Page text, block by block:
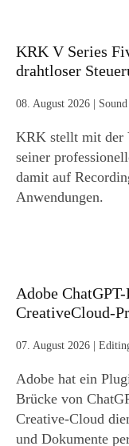
KRK V Series
drahtloser
08. August 2026 Sound
KRK stellt mit der
seiner
damit auf
Anwendungen.
Adobe
CreativeCloud-
07. August 2026
Adobe hat ein
Brücke von
Creative-Cloud
und Dokumente